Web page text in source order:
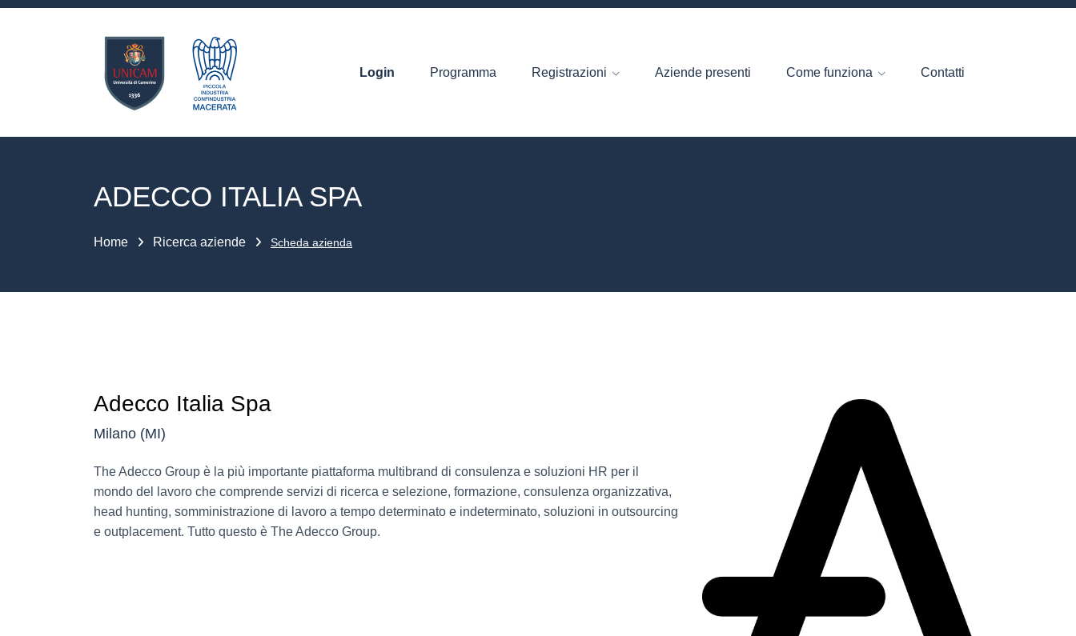
Login Programma Registrazioni Aziende presenti Come funziona Contatti
ADECCO ITALIA SPA
Home Ricerca aziende Scheda azienda
Adecco Italia Spa
Milano (MI)
The Adecco Group è la più importante piattaforma multibrand di consulenza e soluzioni HR per il
mondo del lavoro che comprende servizi di ricerca e selezione, formazione, consulenza organizzativa,
head hunting, somministrazione di lavoro a tempo determinato e indeterminato, soluzioni in outsourcing
e outplacement. Tutto questo è The Adecco Group.